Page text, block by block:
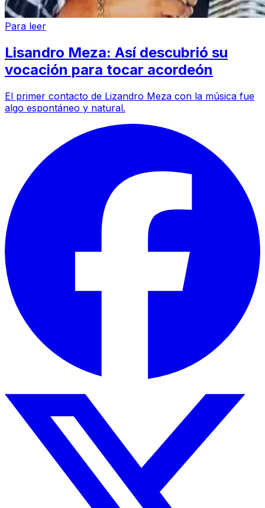
Para leer
Lisandro Meza: Así descubrió su
vocación para tocar acordeón
El primer contacto de Lizandro Meza con la música fue
algo espontáneo y natural.